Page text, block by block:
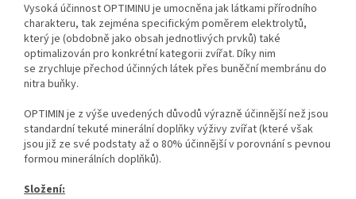
Vysoká účinnost OPTIMINU je umocněna jak látkami přírodního
charakteru, tak zejména specifickým poměrem elektrolytů,
který je (obdobně jako obsah jednotlivých prvků) také
optimalizován pro konkrétní kategorii zvířat. Díky nim
se zrychluje přechod účinných látek přes buněční membránu do
nitra buňky.
OPTIMIN je z výše uvedených důvodů výrazně účinnější než jsou
standardní tekuté minerální doplňky výživy zvířat (které však
jsou již ze své podstaty až o 80% účinnější v porovnání s pevnou
formou minerálních doplňků).
Složení: